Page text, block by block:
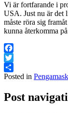
Vi är fortfarande i
USA. Just nu är det
måste röra sig
kunna återkomma
Facebook
Twitter
Dela
Posted in
Post